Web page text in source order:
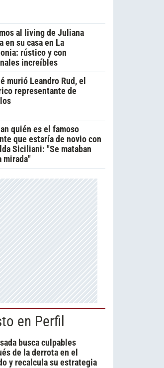
al living de Juliana
en su casa en La
rústico y con
increíbles
murió Leandro Rud, el
representante de
quién es el famoso
que estaría de novio con
Siciliani: "Se mataban
mirada"
en Perfil
busca culpables
de la derrota en el
y recalcula su estrategia